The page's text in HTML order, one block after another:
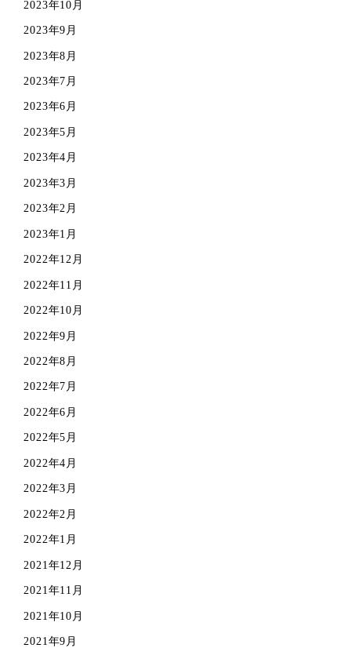
2023年10月
2023年9月
2023年8月
2023年7月
2023年6月
2023年5月
2023年4月
2023年3月
2023年2月
2023年1月
2022年12月
2022年11月
2022年10月
2022年9月
2022年8月
2022年7月
2022年6月
2022年5月
2022年4月
2022年3月
2022年2月
2022年1月
2021年12月
2021年11月
2021年10月
2021年9月